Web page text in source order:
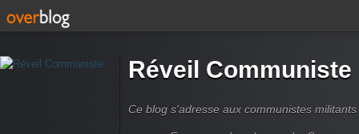
Réveil Communiste
Ce blog s'adresse aux communistes